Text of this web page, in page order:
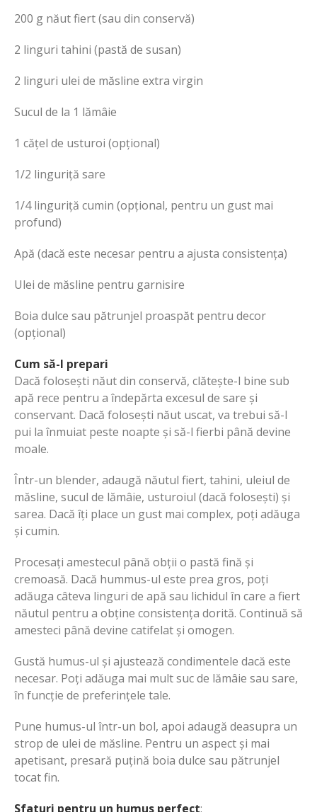
200 g năut fiert (sau din conservă)
2 linguri tahini (pastă de susan)
2 linguri ulei de măsline extra virgin
Sucul de la 1 lămâie
1 cățel de usturoi (opțional)
1/2 linguriță sare
1/4 linguriță cumin (opțional, pentru un gust mai
profund)
Apă (dacă este necesar pentru a ajusta consistența)
Ulei de măsline pentru garnisire
Boia dulce sau pătrunjel proaspăt pentru decor
(opțional)
Cum să-l prepari
Dacă folosești năut din conservă, clătește-l bine sub
apă rece pentru a îndepărta excesul de sare și
conservant. Dacă folosești năut uscat, va trebui să-l
pui la înmuiat peste noapte și să-l fierbi până devine
moale.
Într-un blender, adaugă năutul fiert, tahini, uleiul de
măsline, sucul de lămâie, usturoiul (dacă folosești) și
sarea. Dacă îți place un gust mai complex, poți adăuga
și cumin.
Procesați amestecul până obții o pastă fină și
cremoasă. Dacă hummus-ul este prea gros, poți
adăuga câteva linguri de apă sau lichidul în care a fiert
năutul pentru a obține consistența dorită. Continuă să
amesteci până devine catifelat și omogen.
Gustă humus-ul și ajustează condimentele dacă este
necesar. Poți adăuga mai mult suc de lămâie sau sare,
în funcție de preferințele tale.
Pune humus-ul într-un bol, apoi adaugă deasupra un
strop de ulei de măsline. Pentru un aspect și mai
apetisant, presară puțină boia dulce sau pătrunjel
tocat fin.
Sfaturi pentru un humus perfect: